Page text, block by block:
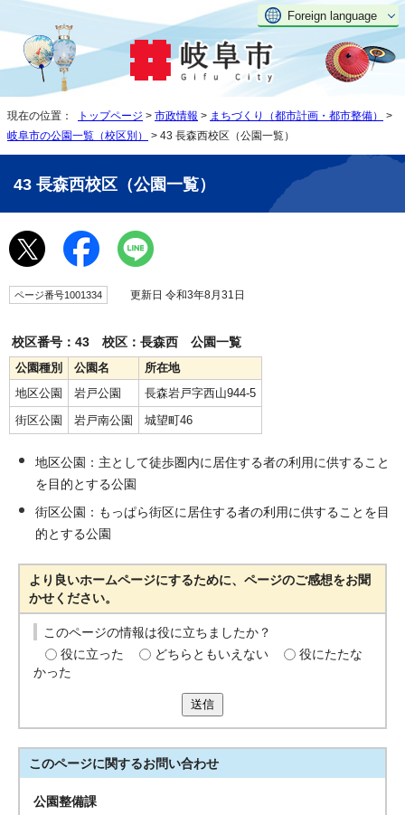
Foreign language
現在の位置： トップページ > 市政情報 > まちづくり（都市計画・都市整備）
>
岐阜市の公園一覧（校区別）
> 43 長森西校区（公園一覧）
43 長森西校区（公園一覧）
ページ番号1001334 更新日 令和3年8月31日
校区番号：43 校区：長森西 公園一覧
公園種別
公園名
所在地
地区公園
岩戸公園
長森岩戸字西山944-5
街区公園
岩戸南公園 城望町46
地区公園：主として徒歩圏内に居住する者の利用に供すること
を目的とする公園
街区公園：もっぱら街区に居住する者の利用に供することを目
的とする公園
より良いホームページにするために、ページのご感想をお聞
かせください。
このページの情報は役に立ちましたか？
役に立った
どちらともいえない
役にたたな
かった
送信
このページに関するお問い合わせ
公園整備課